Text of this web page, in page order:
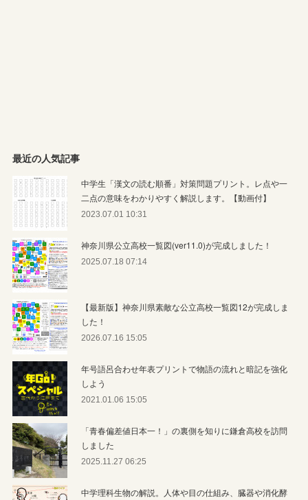
最近の人気記事
中学生「漢文の読む順番」対策問題プリント。レ点や一
二点の意味をわかりやすく解説します。【動画付】
2023.07.01 10:31
神奈川県公立高校一覧図(ver11.0)が完成しました！
2025.07.18 07:14
【最新版】神奈川県素敵な公立高校一覧図12が完成しま
した！
2026.07.16 15:05
年号語呂合わせ年表プリントで物語の流れと暗記を強化
しよう
2021.01.06 15:05
「青春偏差値日本一！」の裏側を知りに鎌倉高校を訪問
しました
2025.11.27 06:25
中学理科生物の解説。人体や目の仕組み、臓器や消化酵